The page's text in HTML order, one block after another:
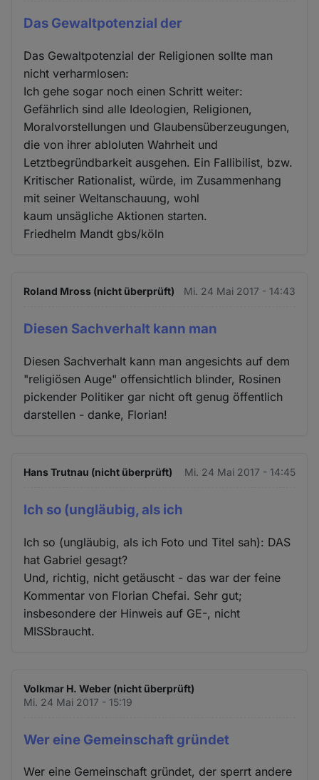
Das Gewaltpotenzial der
Das Gewaltpotenzial der Religionen sollte man
nicht verharmlosen:
Ich gehe sogar noch einen Schritt weiter:
Gefährlich sind alle Ideologien, Religionen,
Moralvorstellungen und Glaubensüberzeugungen,
die von ihrer abloluten Wahrheit und
Letztbegründbarkeit ausgehen. Ein Fallibilist, bzw.
Kritischer Rationalist, würde, im Zusammenhang
mit seiner Weltanschauung, wohl
kaum unsägliche Aktionen starten.
Friedhelm Mandt gbs/köln
Roland Mross (nicht überprüft) Mi. 24 Mai 2017 - 14:43
Diesen Sachverhalt kann man
Diesen Sachverhalt kann man angesichts auf dem
"religiösen Auge" offensichtlich blinder, Rosinen
pickender Politiker gar nicht oft genug öffentlich
darstellen - danke, Florian!
Hans Trutnau (nicht überprüft) Mi. 24 Mai 2017 - 14:45
Ich so (ungläubig, als ich
Ich so (ungläubig, als ich Foto und Titel sah): DAS
hat Gabriel gesagt?
Und, richtig, nicht getäuscht - das war der feine
Kommentar von Florian Chefai. Sehr gut;
insbesondere der Hinweis auf GE-, nicht
MISSbraucht.
Volkmar H. Weber (nicht überprüft)
Mi. 24 Mai 2017 - 15:19
Wer eine Gemeinschaft gründet
Wer eine Gemeinschaft gründet, der sperrt andere